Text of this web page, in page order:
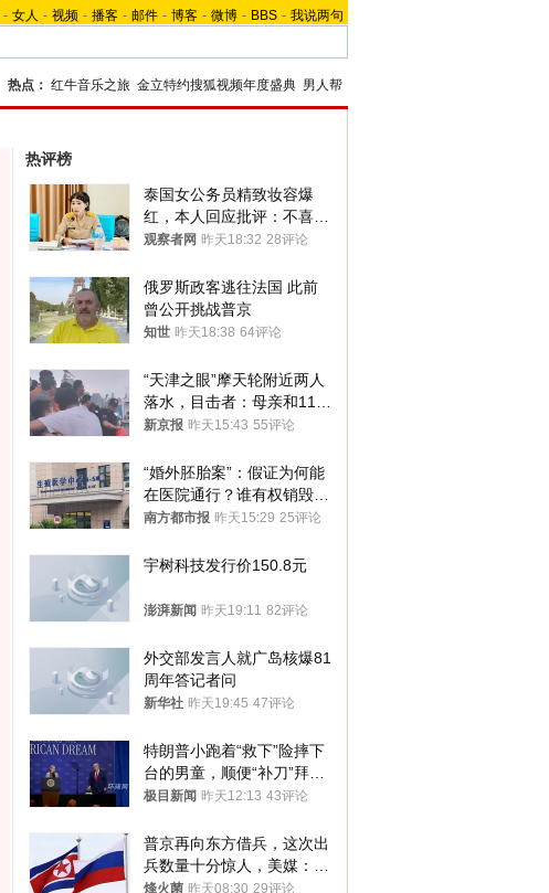
- 女人 - 视频 - 播客 - 邮件 - 博客 - 微博 - BBS - 我说两句
热点： 红牛音乐之旅 金立特约搜狐视频年度盛典 男人帮
热评榜
泰国女公务员精致妆容爆
红，本人回应批评：不喜欢
就别看
观察者网 昨天18:32 28评论
俄罗斯政客逃往法国 此前
曾公开挑战普京
知世 昨天18:38 64评论
“天津之眼”摩天轮附近两人
落水，目击者：母亲和11岁
儿子先后被打捞上岸
新京报 昨天15:43 55评论
“婚外胚胎案”：假证为何能
在医院通行？谁有权销毁胚
胎？
南方都市报 昨天15:29 25评论
宇树科技发行价150.8元
澎湃新闻 昨天19:11 82评论
外交部发言人就广岛核爆81
周年答记者问
新华社 昨天19:45 47评论
特朗普小跑着“救下”险摔下
台的男童，顺便“补刀”拜
登：“我可不想他像拜登一
极目新闻 昨天12:13 43评论
普京再向东方借兵，这次出
兵数量十分惊人，美媒：俄
朝要动真格？
烽火菌 昨天08:30 29评论